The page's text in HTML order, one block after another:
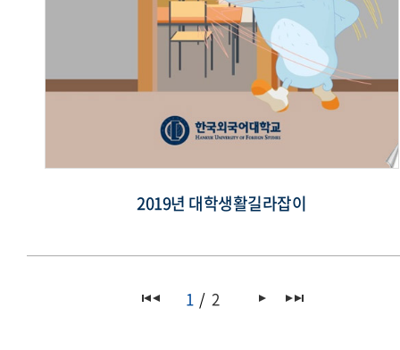
2019년 대학생활길라잡이
1 2